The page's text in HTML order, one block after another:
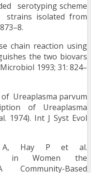
serotyping scheme
isolated from
chain reaction using
the two biovars
1993; 31: 824–
Ureaplasma parvum
of Ureaplasma
Int J Syst Evol
A, Hay P et al.
in Women the
Based